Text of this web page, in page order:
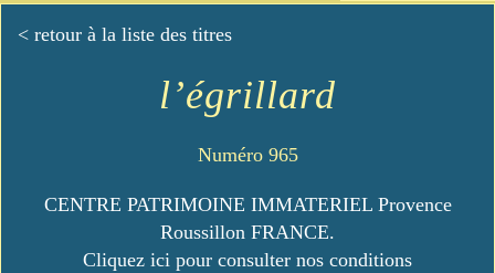
< retour à la liste des titres
l’égrillard
Numéro 965
CENTRE PATRIMOINE IMMATERIEL Provence
Roussillon FRANCE.
Cliquez ici pour consulter nos conditions